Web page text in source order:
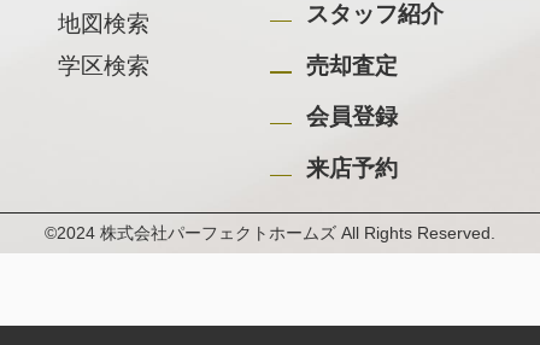
地図検索
学区検索
スタッフ紹介
売却査定
会員登録
来店予約
©2024 株式会社パーフェクトホームズ All Rights Reserved.